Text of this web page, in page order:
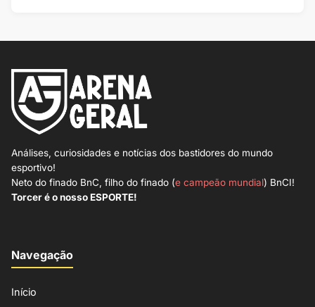
Análises, curiosidades e notícias dos bastidores do mundo
esportivo!
Neto do finado BnC, filho do finado (e campeão mundial) BnCI!
Torcer é o nosso ESPORTE!
Navegação
Início